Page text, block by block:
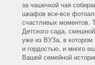
за чашечкой чая
шкафов все-все
счастливых моментов.
Детского сада,
уже из ВУЗа, в
и гордостью, и много
Вашей семейной